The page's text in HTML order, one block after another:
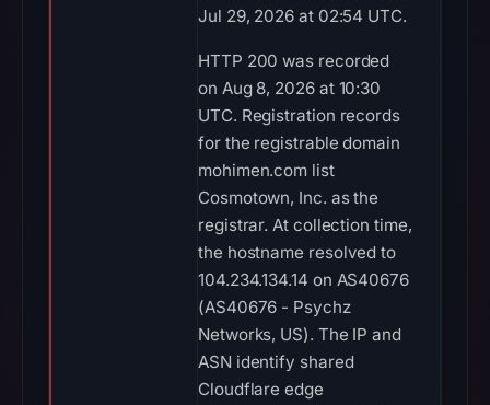
Jul 29, 2026 at 02:54 UTC.
HTTP 200 was recorded
on Aug 8, 2026 at 10:30
UTC. Registration records
for the registrable domain
mohimen.com list
Cosmotown, Inc. as the
registrar. At collection time,
the hostname resolved to
104.234.134.14 on AS40676
(AS40676 - Psychz
Networks, US). The IP and
ASN identify shared
Cloudflare edge